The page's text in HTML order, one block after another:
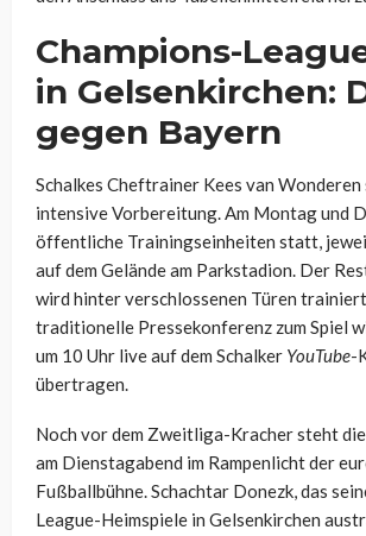
Champions-
in Gelsenkirchen:
gegen Bayern
Schalkes Cheftrainer Kees van Wonderen
intensive Vorbereitung. Am Montag und
öffentliche Trainingseinheiten statt,
auf dem Gelände am Parkstadion. Der
wird hinter verschlossenen Türen
traditionelle Pressekonferenz zum Spiel
um 10 Uhr live auf dem Schalker YouTube-
übertragen.
Noch vor dem Zweitliga-Kracher steht
am Dienstagabend im Rampenlicht der
Fußballbühne.Schachtar Donezk, das
League-Heimspiele in Gelsenkirchen